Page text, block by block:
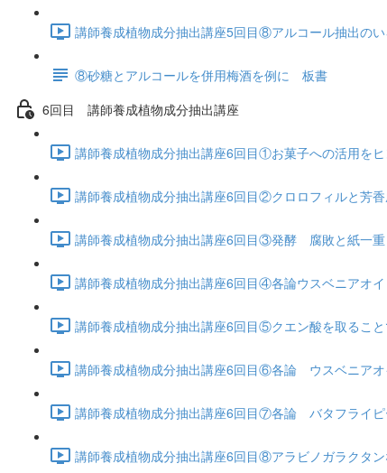
講師養成植物成分抽出講座5回目⑧アルコール抽出の
⑧砂糖とアルコールを併用梅酒を例に 板書
6回目 講師養成植物成分抽出講座
講師養成植物成分抽出講座6回目①お菓子への活用を
講師養成植物成分抽出講座6回目②クロロフィルと
講師養成植物成分抽出講座6回目③発酵 腐敗と紙一
講師養成植物成分抽出講座6回目④各論ウスベニア
講師養成植物成分抽出講座6回目⑤クエン酸を取るこ
講師養成植物成分抽出講座6回目⑥各論 ウスベニア
講師養成植物成分抽出講座6回目⑦各論 バタフライ
講師養成植物成分抽出講座6回目⑧アラビノガラクタ